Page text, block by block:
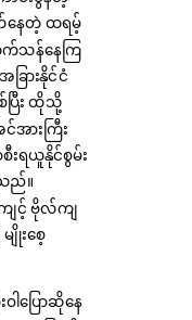
ေတဲ့ ထရမ့်
က်သန်နေကြ
ားနိုင်ငံ
ပြီး ထိုသို့
အားကြီး
းရယူနိုင်စွမ်း
ည်။
ျင့် ဗိုလ်ကျ
ျိုးစေ့
ပြောဆိုနေ